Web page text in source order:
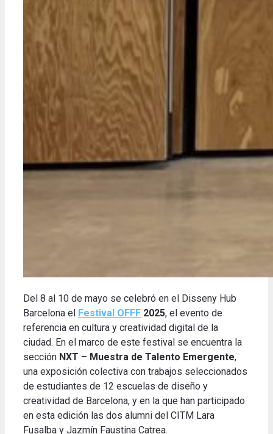
Del 8 al 10 de mayo se celebró en el Disseny Hub
Barcelona el
Festival OFFF 2025, el evento de
referencia en cultura y creatividad digital de la
ciudad. En el marco de este festival se encuentra la
sección NXT – Muestra de Talento Emergente,
una exposición colectiva con trabajos seleccionados
de estudiantes de 12 escuelas de diseño y
creatividad de Barcelona, y en la que han participado
en esta edición las dos alumni del CITM Lara
Fusalba y Jazmín Faustina Catrea.